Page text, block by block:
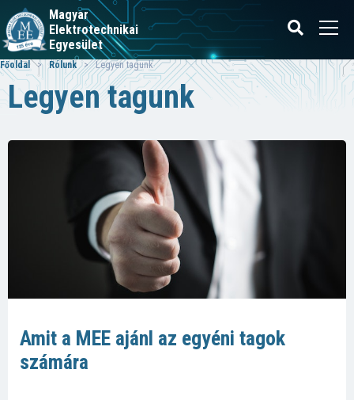
Magyar
Elektrotechnikai
Egyesület
Főoldal >Rólunk > Legyen tagunk
Legyen tagunk
Amit a MEE ajánl az egyéni tagok
számára